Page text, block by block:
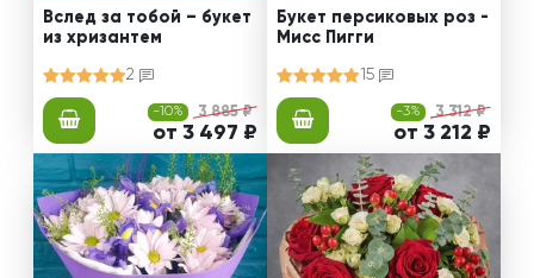
Вслед за тобой – букет
из хризантем
2
-10% 3 885 ₽
от 3 497 ₽
Букет персиковых роз -
Мисс Пигги
15
-3% 3 312 ₽
от 3 212 ₽